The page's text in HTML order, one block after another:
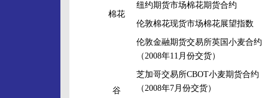
棉花
纽约期货市场棉花期货合约
伦敦棉花现货市场棉花展望指数
谷
伦敦金融期货交易所英国小麦合约
（2008年11月份交货）
芝加哥交易所CBOT小麦期货合约
（2008年7月份交货）